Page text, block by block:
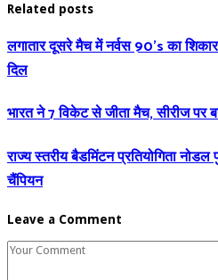
Related posts
लगातार दूसरे मैच में नर्वस 90’s का
दिल
भारत ने 7 विकेट से जीता मैच, सीरीज पर
राज्य स्तरीय बैडमिंटन प्रतियोगिता नोडल
चैंपियन
Leave a Comment